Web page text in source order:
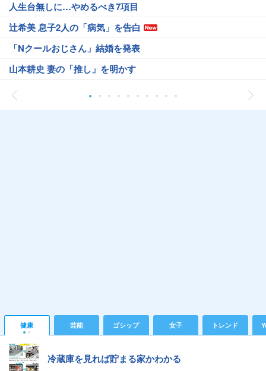
人生台無しに…やめるべき7項目
辻希美 息子2人の「病気」を告白
「Nクールおじさん」結婚を発表
山本耕史 妻の「推し」を明かす
健康 芸能 ゴシップ 女子 トレンド
冷蔵庫を見れば貯まる家かわかる